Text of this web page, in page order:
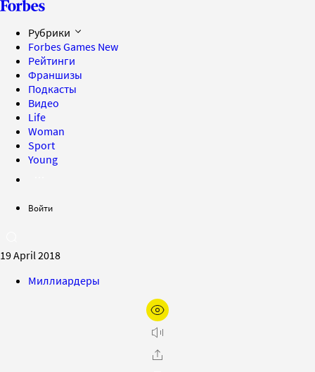
Рубрики
Forbes Games New
Рейтинги
Франшизы
Подкасты
Видео
Life
Woman
Sport
Young
Войти
19 April 2018
Миллиардеры